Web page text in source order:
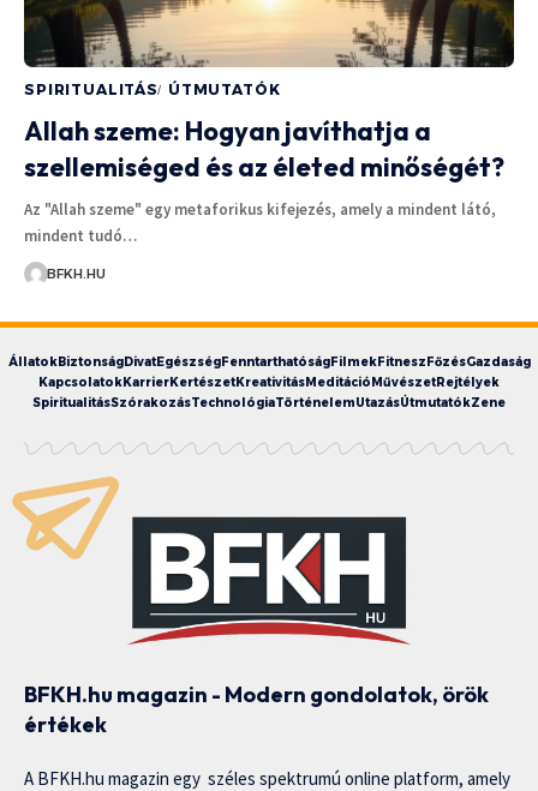
SPIRITUALITÁS ÚTMUTATÓK
Allah szeme: Hogyan javíthatja a
szellemiséged és az életed minőségét?
Az "Allah szeme" egy metaforikus kifejezés, amely a mindent látó,
mindent tudó…
BFKH.HU
ÁllatokBiztonságDivatEgészségFenntarthatóságFilmekFitneszFőzésGazdaság
KapcsolatokKarrierKertészetKreativitásMeditációMűvészetRejtélyek
SpiritualitásSzórakozásTechnológiaTörténelemUtazásÚtmutatókZene
BFKH.hu magazin - Modern gondolatok, örök
értékek
A BFKH.hu magazin egy széles spektrumú online platform, amely